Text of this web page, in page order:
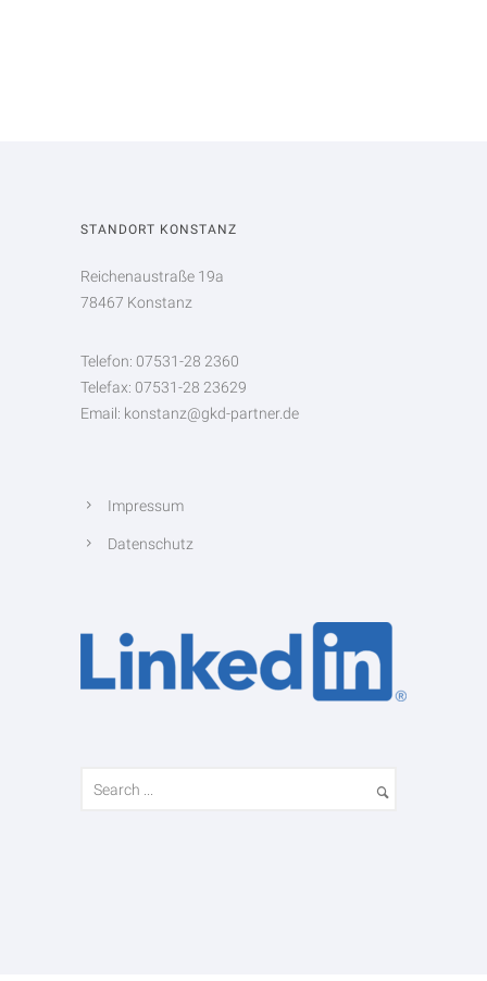
STANDORT KONSTANZ
Reichenaustraße 19a
78467 Konstanz
Telefon: 07531-28 2360
Telefax: 07531-28 23629
Email: konstanz@gkd-partner.de
Impressum
Datenschutz